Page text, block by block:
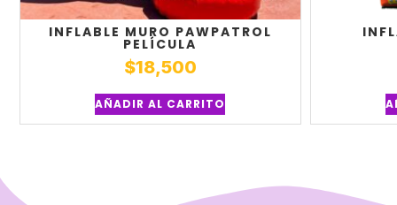
INFLABLE MURO PAWPATROL
PELÍCULA
$18,500
AÑADIR AL CARRITO